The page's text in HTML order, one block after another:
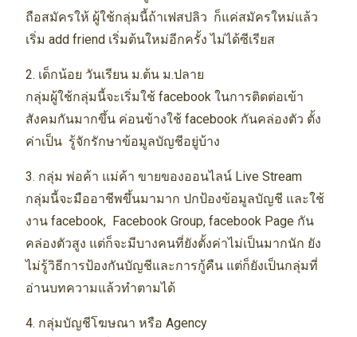
ถือสมัครให้ ผู้ใช้กลุ่มนี้ถ้าเฟสปลิว ก็แค่สมัครใหม่แล้ว
เริ่ม add friend เริ่มต้นใหม่อีกครั้ง ไม่ได้ซีเรียส
2. เด็กน้อย วันเรียน ม.ต้น ม.ปลาย
กลุ่มผู้ใช้กลุ่มนี้จะเริ่มใช้ facebook ในการติดต่อเข้า
สังคมกันมากขึ้น ค่อนข้างใช้ facebook กันคล่องตัว ตั้ง
ค่าเป็น รู้จักรักษาข้อมูลบัญชีอยู่บ้าง
3. กลุ่ม พ่อค้า แม่ค้า ขายของออนไลน์ Live Stream
กลุ่มนี้จะมืออาชีพขึ้นมามาก ปกป้องข้อมูลบัญชี และใช้
งาน facebook, Facebook Group, facebook Page กัน
คล่องตัวสูง แต่ก็จะมีบางคนที่ยังตั้งค่าไม่เป็นมากนัก ยัง
ไม่รู้วิธีการป้องกันบัญชีและการกู้คืน แต่ก็ยังเป็นกลุ่มที่
อ่านบทความแล้วทำตามได้
4. กลุ่มบัญชีโฆษณา หรือ Agency